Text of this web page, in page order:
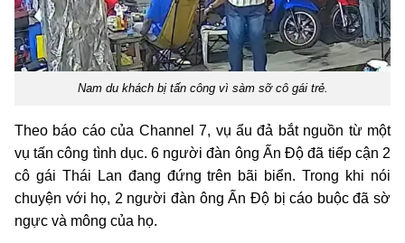
Nam du khách bị tấn công vì sàm sỡ cô gái trẻ.
Theo báo cáo của Channel 7, vụ ẩu đả bắt nguồn từ một
vụ tấn công tình dục. 6 người đàn ông Ấn Độ đã tiếp cận 2
cô gái Thái Lan đang đứng trên bãi biển. Trong khi nói
chuyện với họ, 2 người đàn ông Ấn Độ bị cáo buộc đã sờ
ngực và mông của họ.